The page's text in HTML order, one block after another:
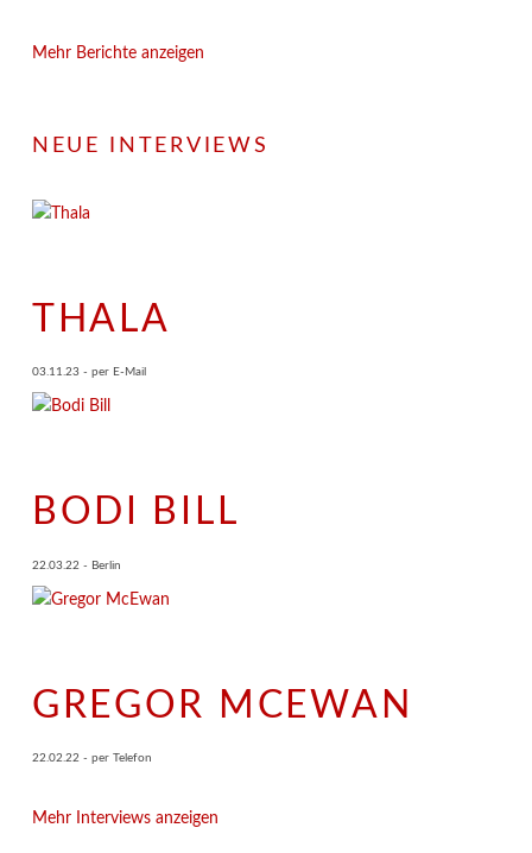
Mehr Berichte anzeigen
NEUE INTERVIEWS
THALA
03.11.23 - per E-Mail
BODI BILL
22.03.22 - Berlin
GREGOR MCEWAN
22.02.22 - per Telefon
Mehr Interviews anzeigen